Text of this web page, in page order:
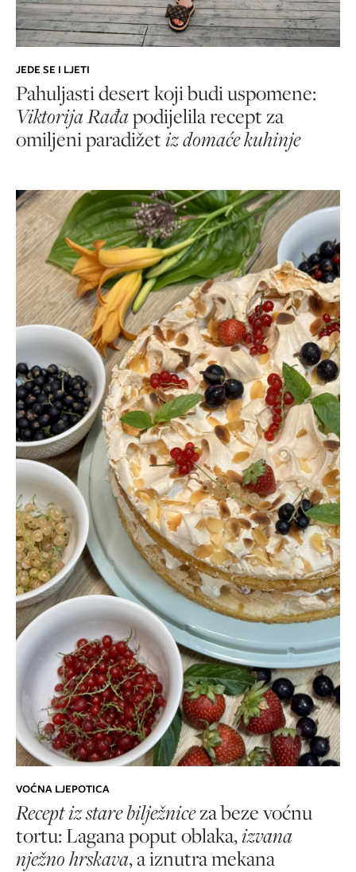
JEDE SE I LJETI
Pahuljasti desert koji budi uspomene:
Viktorija Rađapodijelila recept za
omiljeni paradižetiz domaće kuhinje
VOĆNA LJEPOTICA
Recept iz stare bilježniceza beze voćnu
tortu: Lagana poput oblaka,izvana
nježno hrskava, a iznutra mekana